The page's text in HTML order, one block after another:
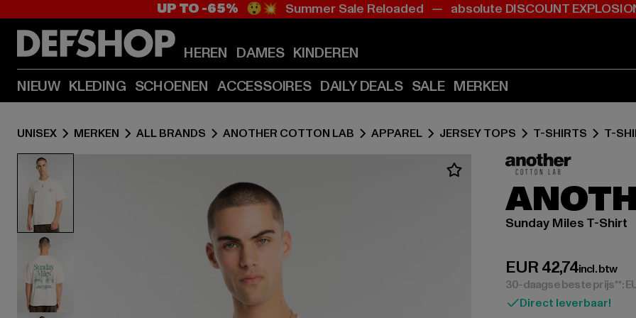
Ga
(Druk
op
Enter)
Ga
(Druk
op
Enter)
UP TO -65% 😲💥 Summer Sale Reloaded — absolute DISCOUNT
HEREN DAMES KINDEREN
NIEUW KLEDING SCHOENEN ACCESSOIRES DAILY DEALS SALE MERKEN
UNISEX MERKEN ALL BRANDS ANOTHER COTTON LAB APPAREL JERSEY TOPS T-SHIRTS T-
Sunday Miles T-Shirt
EUR 42,74
Huidige prijs: EUR
incl. btw
30-daagse beste prijs**:
Direct leverbaar!